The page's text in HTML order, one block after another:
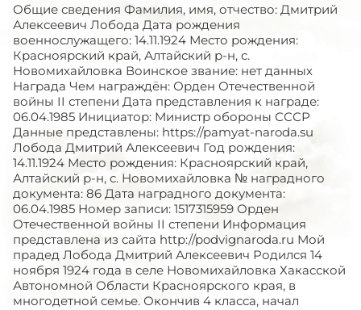
Общие сведения Фамилия, имя, отчество: Дмитрий
Алексеевич Лобода Дата рождения
военнослужащего: 14.11.1924 Место рождения:
Красноярский край, Алтайский р-н, с.
Новомихайловка Воинское звание: нет данных
Награда Чем награждён: Орден Отечественной
войны II степени Дата представления к награде:
06.04.1985 Инициатор: Министр обороны СССР
Данные представлены: https://pamyat-naroda.su
Лобода Дмитрий Алексеевич Год рождения:
14.11.1924 Место рождения: Красноярский край,
Алтайский р-н, с. Новомихайловка № наградного
документа: 86 Дата наградного документа:
06.04.1985 Номер записи: 1517315959 Орден
Отечественной войны II степени Информация
представлена из сайта http://podvignaroda.ru Мой
прадед Лобода Дмитрий Алексеевич Родился 14
ноября 1924 года в селе Новомихайловка Хакасской
Автономной Области Красноярского края, в
многодетной семье. Окончив 4 класса, начал